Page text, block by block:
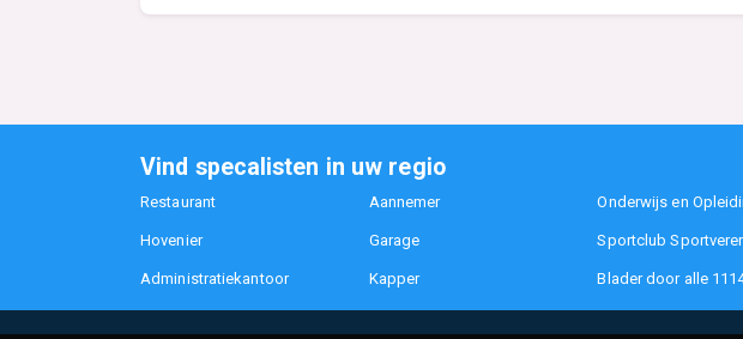
Vind specalisten in uw regio
Restaurant Aannemer Onderwijs en
Hovenier Garage Sportclub
Administratiekantoor Kapper Blader door alle